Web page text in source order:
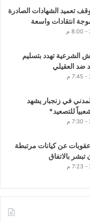
تعميد الشهادات الصادرة
انتقادات واسعة
تهدد بتسليم
ضد العقيلي
في زنجبار يشهد
للتصعيد*
عقوبات عن كيانات مرتبطة
بالاتفاق